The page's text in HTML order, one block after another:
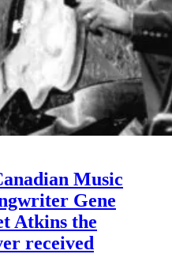
Music
Gene
Atkins the
received